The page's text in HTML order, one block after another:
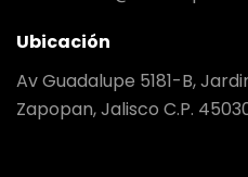
Ubicación
Av Guadalupe 5181-B,
Zapopan, Jalisco C.P.